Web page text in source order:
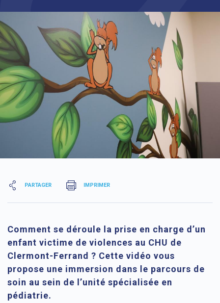
PARTAGER IMPRIMER
Comment se déroule la prise en charge d’un
enfant victime de violences au CHU de
Clermont-Ferrand ? Cette vidéo vous
propose une immersion dans le parcours de
soin au sein de l’unité spécialisée en
pédiatrie.